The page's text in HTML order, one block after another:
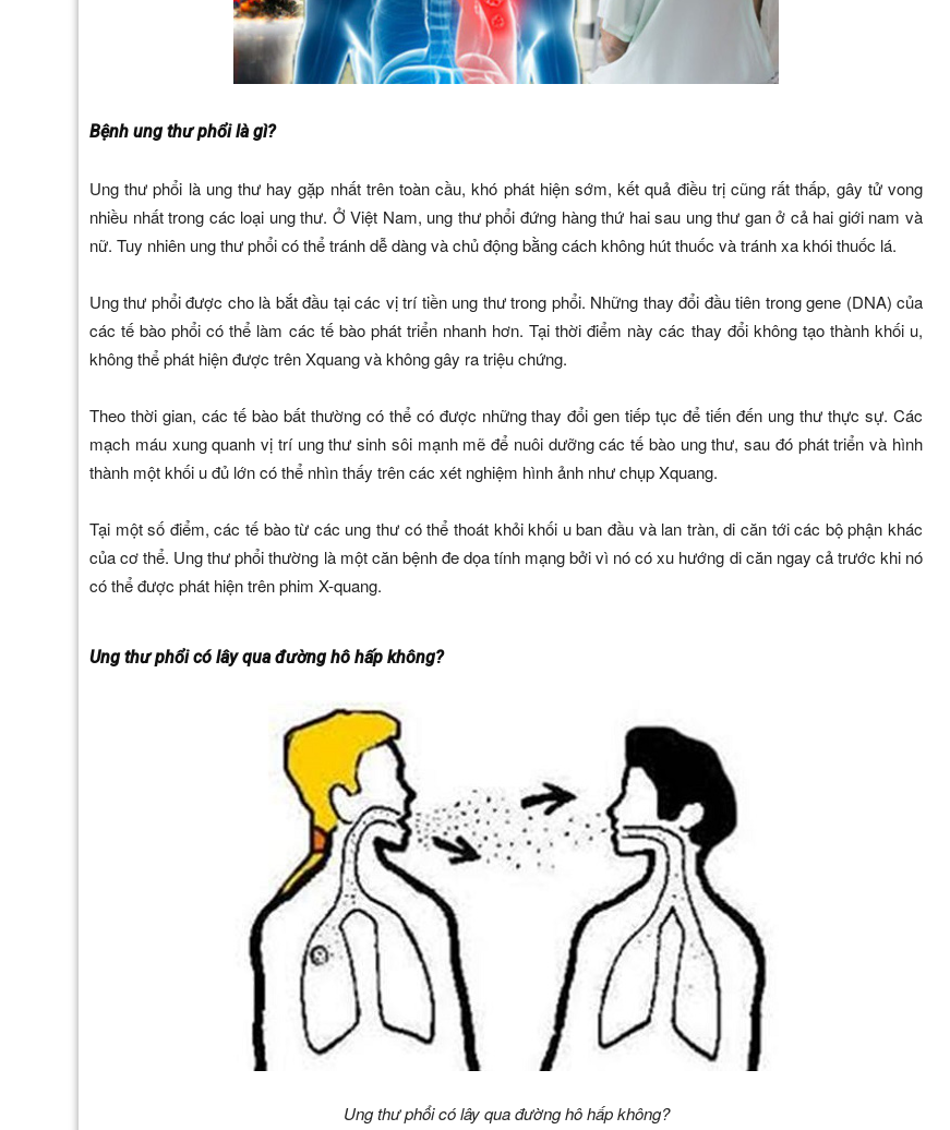
Bệnh ung thư phổi là gì?
Ung thư phổi là ung thư hay gặp nhất trên toàn cầu, khó phát hiện sớm, kết quả điều trị cũng rất thấp, gây tử vong
nhiều nhất trong các loại ung thư. Ở Việt Nam, ung thư phổi đứng hàng thứ hai sau ung thư gan ở cả hai giới nam và
nữ. Tuy nhiên ung thư phổi có thể tránh dễ dàng và chủ động bằng cách không hút thuốc và tránh xa khói thuốc lá.
Ung thư phổi được cho là bắt đầu tại các vị trí tiền ung thư trong phổi. Những thay đổi đầu tiên trong gene (DNA) của
các tế bào phổi có thể làm các tế bào phát triển nhanh hơn. Tại thời điểm này các thay đổi không tạo thành khối u,
không thể phát hiện được trên Xquang và không gây ra triệu chứng.
Theo thời gian, các tế bào bất thường có thể có được những thay đổi gen tiếp tục để tiến đến ung thư thực sự. Các
mạch máu xung quanh vị trí ung thư sinh sôi mạnh mẽ để nuôi dưỡng các tế bào ung thư, sau đó phát triển và hình
thành một khối u đủ lớn có thể nhìn thấy trên các xét nghiệm hình ảnh như chụp Xquang.
Tại một số điểm, các tế bào từ các ung thư có thể thoát khỏi khối u ban đầu và lan tràn, di căn tới các bộ phận khác
của cơ thể. Ung thư phổi thường là một căn bệnh đe dọa tính mạng bởi vì nó có xu hướng di căn ngay cả trước khi nó
có thể được phát hiện trên phim X-quang.
Ung thư phổi có lây qua đường hô hấp không?
Ung thư phổi có lây qua đường hô hấp không?